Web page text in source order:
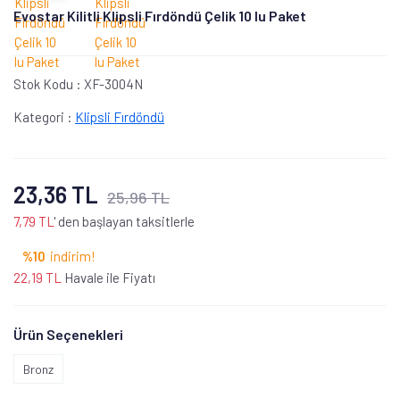
Evostar Kilitli Klipsli Fırdöndü Çelik 10 lu Paket
Stok Kodu : XF-3004N
Kategori : Klipsli Fırdöndü
23,36 TL 25,96 TL
7,79 TL ' den başlayan taksitlerle
%10 indirim!
22,19 TL
Havale ile Fiyatı
Ürün Seçenekleri
Bronz